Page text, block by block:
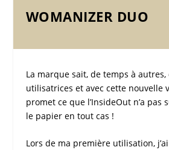
WOMANIZER DUO
La marque sait, de temps à autres,
utilisatrices et avec cette nouvelle
promet ce que l’InsideOutn’a pas
le papier en tout cas !
Lors de ma première utilisation,